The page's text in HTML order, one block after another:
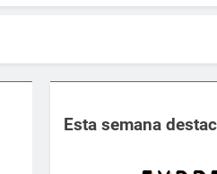
Esta semana